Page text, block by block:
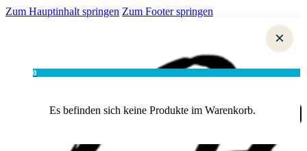
Zum Hauptinhalt springen Zum Footer springen
0
Es befinden sich keine Produkte im Warenkorb.
×